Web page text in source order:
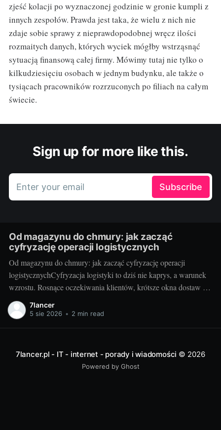
zjeść kolacji po wyznaczonej godzinie w gronie kumpli z
innych zespołów. Prawda jest taka, że wielu z nich nie
zdaje sobie sprawy z nieprawdopodobnej wręcz ilości
rozmaitych danych, których wyciek mógłby wstrząsnąć
sytuacją finansową całej firmy. Mówimy tutaj nie tylko o
kilkudziesięciu osobach w jednym budynku, ale także o
tysiącach pracowników rozrzuconych po filiach na całym
świecie.
Sign up for more like this.
Enter your email Subscribe
Od magazynu do chmury: jak zacząć
cyfryzację operacji logistycznych
Od magazynu do chmury: jak zacząć cyfryzację operacji
logistycznychCyfryzacja logistyki to dziś nie kaprys, a warunek
wzrostu. Rosnące oczekiwania klientów, krótsze okna dostaw i
presja kosztowa sprawiają, że od pudeł i palet przechodzimy do
API, sensorów i analityki w chmurze. Dobrze zaplanowana
7lancer
5 sie 2026 • 2 min read
7lancer.pl - IT - internet - porady i wiadomości © 2026
Powered by Ghost